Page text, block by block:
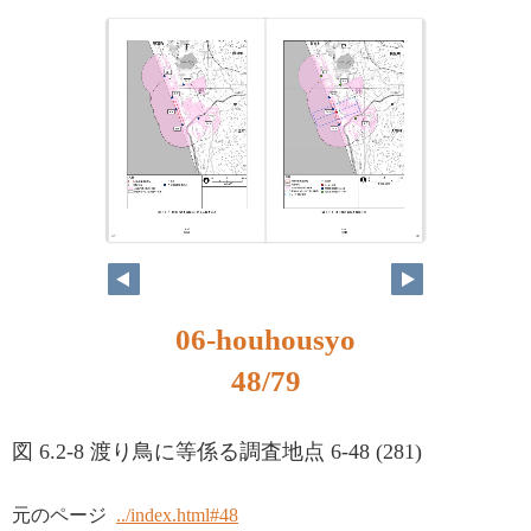
47 48
06-houhousyo
48/79
図 6.2-8 渡り鳥に等係る調査地点 6-48 (281)
元のページ ../index.html#48